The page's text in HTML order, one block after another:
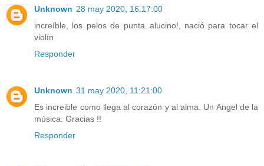
Unknown 28 may 2020, 16:17:00
increíble, los pelos de punta..alucino!, nació para tocar el
violín
Responder
Unknown 31 may 2020, 11:21:00
Es increible como llega al corazón y al alma. Un Angel de la
música. Gracias !!
Responder